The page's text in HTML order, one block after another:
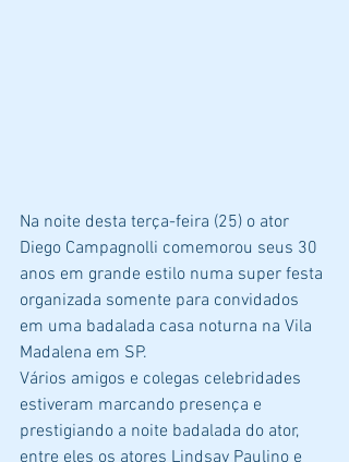
Na noite desta terça-feira (25) o ator
Diego Campagnolli comemorou seus 30
anos em grande estilo numa super festa
organizada somente para convidados
em uma badalada casa noturna na Vila
Madalena em SP.
Vários amigos e colegas celebridades
estiveram marcando presença e
prestigiando a noite badalada do ator,